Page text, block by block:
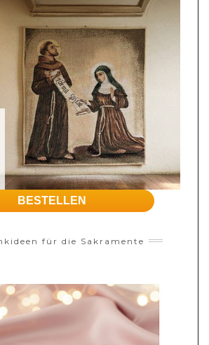
BESTELLEN
für die Sakramente